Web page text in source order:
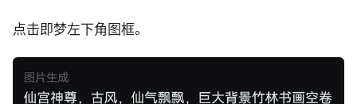
点击即梦左下角图框。